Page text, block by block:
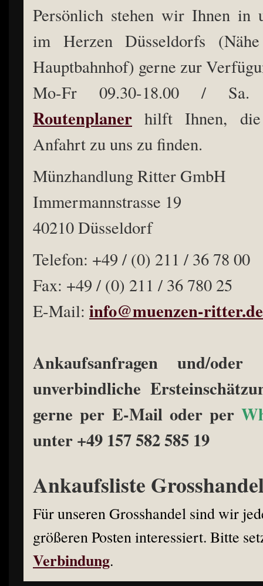
Persönlich stehen wir Ihnen in
im Herzen Düsseldorfs
Hauptbahnhof) gerne zur
Mo-Fr 09.30-18.00 / Sa.
Routenplaner hilft Ihnen, die
Anfahrt zu uns zu finden.
Münzhandlung Ritter GmbH
Immermannstrasse 19
40210 Düsseldorf
Telefon: +49 / (0) 211 / 36 78 00
Fax: +49 / (0) 211 / 36 780 25
E-Mail: info@muenzen-ritter.de
Ankaufsanfragen und/
unverbindliche
gerne per E-Mail oder per
unter +49 157 582 585 19
Ankaufsliste
Für unseren Grosshandel sind wir
größeren Posten interessiert. Bitte
Verbindung.